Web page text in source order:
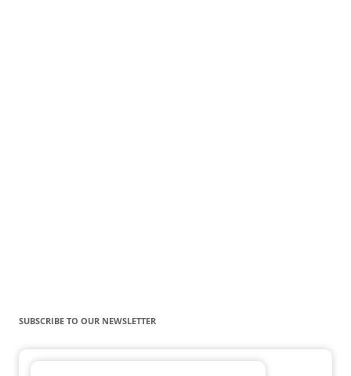
SUBSCRIBE TO OUR NEWSLETTER